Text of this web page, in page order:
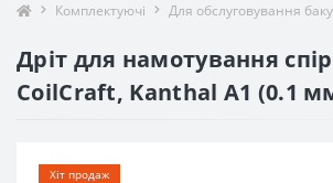
Комплектуючі Для обслуговування
Дріт для намотування
CoilCraft, Kanthal А1 (0.1
Хіт продаж